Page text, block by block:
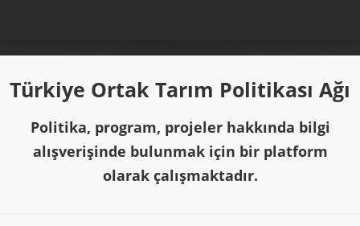
Türkiye Ortak Tarım Politikası Ağı
Politika, program, projeler hakkında bilgi
alışverişinde bulunmak için bir platform
olarak çalışmaktadır.